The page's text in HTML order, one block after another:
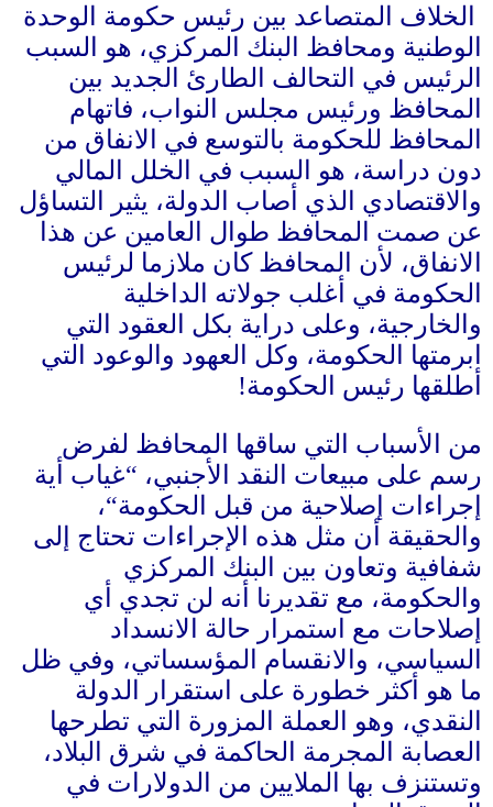
الخلاف المتصاعد بين رئيس حكومة الوحدة
ومحافظ البنك المركزي، هو السبب
في التحالف الطارئ الجديد بين
ورئيس مجلس النواب، فاتهام
للحكومة بالتوسع في الانفاق من
دراسة، هو السبب في الخلل المالي
الذي أصاب الدولة، يثير التساؤل
صمت المحافظ طوال العامين عن هذا
لأن المحافظ كان ملازما لرئيس
في أغلب جولاته الداخلية
وعلى دراية بكل العقود التي
الحكومة، وكل العهود والوعود التي
رئيس الحكومة!
الأسباب التي ساقها المحافظ لفرض
على مبيعات النقد الأجنبي،“ غياب أية
إصلاحية من قبل الحكومة“،
أن مثل هذه الإجراءات تحتاج إلى
وتعاون بين البنك المركزي
مع تقديرنا أنه لن تجدي أي
مع استمرار حالة الانسداد
والانقسام المؤسساتي، وفي ظل
هو أكثر خطورة على استقرار الدولة
وهو العملة المزورة التي تطرحها
المجرمة الحاكمة في شرق البلاد،
بها الملايين من الدولارات في